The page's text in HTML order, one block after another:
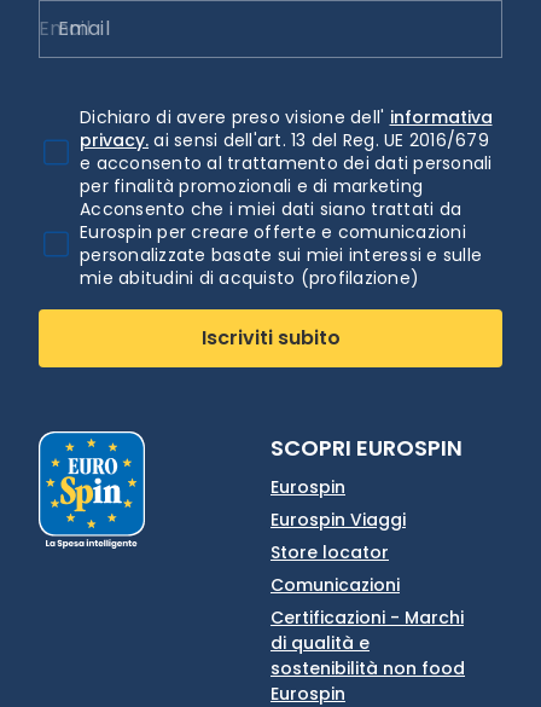
Email
Dichiaro di avere preso visione dell' informativa
privacy. ai sensi dell'art. 13 del Reg. UE 2016/679
e acconsento al trattamento dei dati personali
per finalità promozionali e di marketing
Acconsento che i miei dati siano trattati da
Eurospin per creare offerte e comunicazioni
personalizzate basate sui miei interessi e sulle
mie abitudini di acquisto (profilazione)
Iscriviti subito
SCOPRI EUROSPIN
Eurospin
Eurospin Viaggi
Store locator
Comunicazioni
Certificazioni - Marchi
di qualità e
sostenibilità non food
Eurospin